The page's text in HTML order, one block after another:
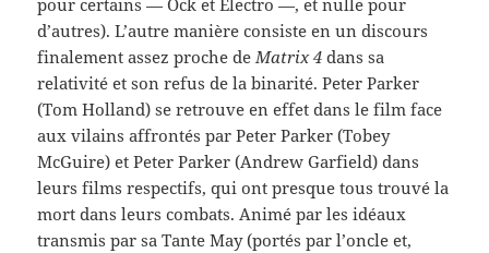
pour certains — Ock et Electro —, et nulle pour
d’autres). L’autre manière consiste en un discours
finalement assez proche deMatrix 4 dans sa
relativité et son refus de la binarité. Peter Parker
(Tom Holland) se retrouve en effet dans le film face
aux vilains affrontés par Peter Parker (Tobey
McGuire) et Peter Parker (Andrew Garfield) dans
leurs films respectifs, qui ont presque tous trouvé la
mort dans leurs combats. Animé par les idéaux
transmis par sa Tante May (portés par l’oncle et,